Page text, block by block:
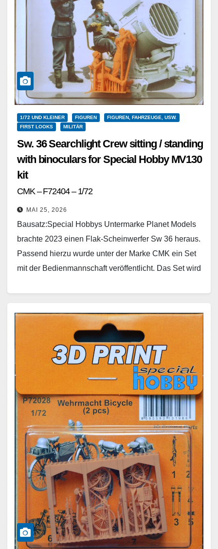
1/72 UND KLEINER FIGUREN
FIGUREN, FAHRZEUGE, USW.
FIRST LOOKS
MILITÄR
Sw. 36 Searchlight Crew sitting / standing
with binoculars for Special Hobby MV130
kit
CMK – F72404 – 1/72
MAI 25, 2026
Bausatz:Special Hobbys Untermarke Planet Models
brachte 2023 einen Flak-Scheinwerfer Sw 36 heraus.
Passend hierzu wurde unter der Marke CMK ein Set
mit der Bedienmannschaft veröffentlicht. Das Set wird